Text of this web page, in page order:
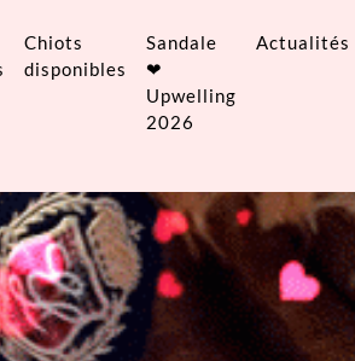
Chiots
disponibles
Sandale
❤
Upwelling
2026
Actualités